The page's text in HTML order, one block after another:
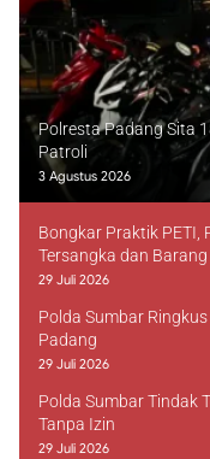
Polresta Padang Sita
Patroli
3 Agustus 2026
Bongkar Praktik PETI,
Tersangka dan
29 Juli 2026
Polda Sumbar
Padang
29 Juli 2026
Polda Sumbar Tindak
Tanpa Izin
29 Juli 2026